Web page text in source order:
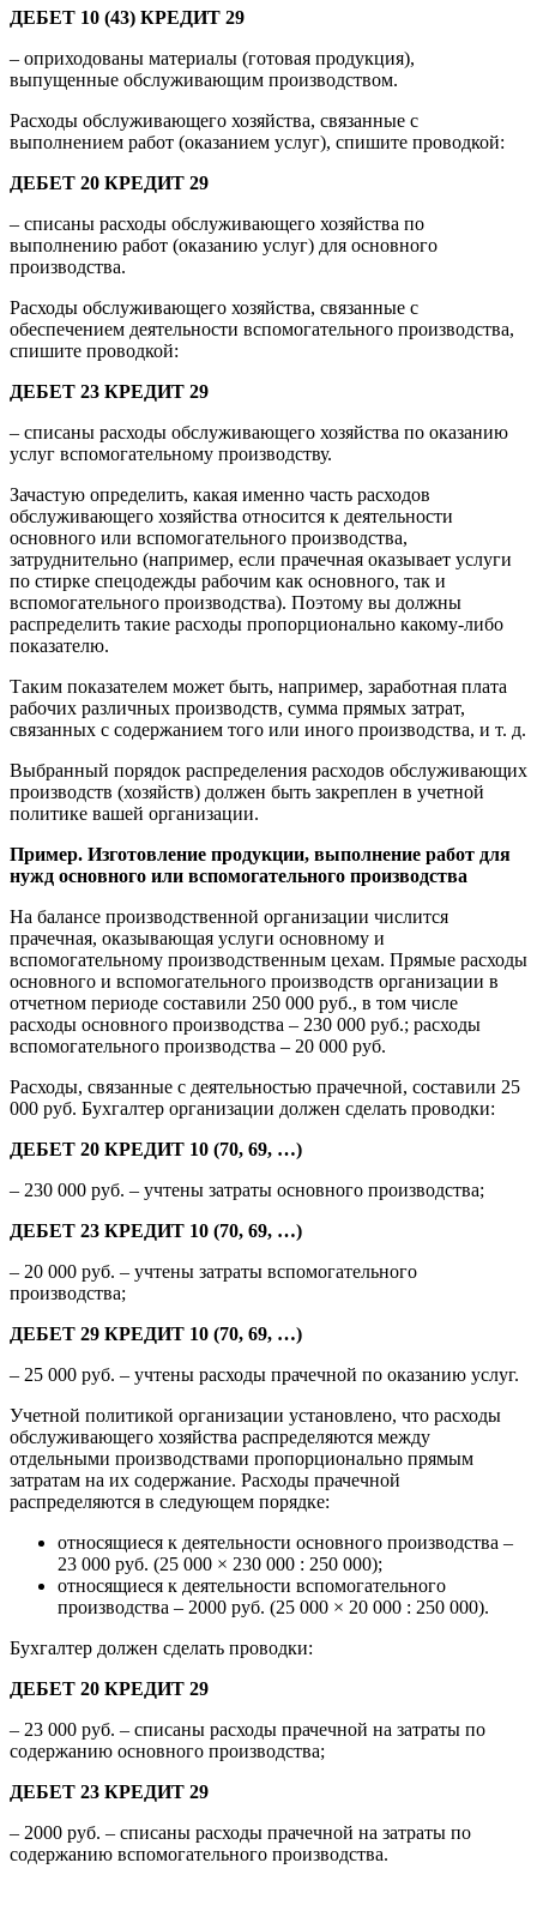
ДЕБЕТ 10 (43) КРЕДИТ 29
– оприходованы материалы (готовая продукция),
выпущенные обслуживающим производством.
Расходы обслуживающего хозяйства, связанные с
выполнением работ (оказанием услуг), спишите проводкой:
ДЕБЕТ 20 КРЕДИТ 29
– списаны расходы обслуживающего хозяйства по
выполнению работ (оказанию услуг) для основного
производства.
Расходы обслуживающего хозяйства, связанные с
обеспечением деятельности вспомогательного производства,
спишите проводкой:
ДЕБЕТ 23 КРЕДИТ 29
– списаны расходы обслуживающего хозяйства по оказанию
услуг вспомогательному производству.
Зачастую определить, какая именно часть расходов
обслуживающего хозяйства относится к деятельности
основного или вспомогательного производства,
затруднительно (например, если прачечная оказывает услуги
по стирке спецодежды рабочим как основного, так и
вспомогательного производства). Поэтому вы должны
распределить такие расходы пропорционально какому-либо
показателю.
Таким показателем может быть, например, заработная плата
рабочих различных производств, сумма прямых затрат,
связанных с содержанием того или иного производства, и т. д.
Выбранный порядок распределения расходов обслуживающих
производств (хозяйств) должен быть закреплен в учетной
политике вашей организации.
Пример. Изготовление продукции, выполнение работ для
нужд основного или вспомогательного производства
На балансе производственной организации числится
прачечная, оказывающая услуги основному и
вспомогательному производственным цехам. Прямые расходы
основного и вспомогательного производств организации в
отчетном периоде составили 250 000 руб., в том числе
расходы основного производства – 230 000 руб.; расходы
вспомогательного производства – 20 000 руб.
Расходы, связанные с деятельностью прачечной, составили 25
000 руб. Бухгалтер организации должен сделать проводки:
ДЕБЕТ 20 КРЕДИТ 10 (70, 69, …)
– 230 000 руб. – учтены затраты основного производства;
ДЕБЕТ 23 КРЕДИТ 10 (70, 69, …)
– 20 000 руб. – учтены затраты вспомогательного
производства;
ДЕБЕТ 29 КРЕДИТ 10 (70, 69, …)
– 25 000 руб. – учтены расходы прачечной по оказанию услуг.
Учетной политикой организации установлено, что расходы
обслуживающего хозяйства распределяются между
отдельными производствами пропорционально прямым
затратам на их содержание. Расходы прачечной
распределяются в следующем порядке:
относящиеся к деятельности основного производства –
23 000 руб. (25 000 × 230 000 : 250 000);
относящиеся к деятельности вспомогательного
производства – 2000 руб. (25 000 × 20 000 : 250 000).
Бухгалтер должен сделать проводки:
ДЕБЕТ 20 КРЕДИТ 29
– 23 000 руб. – списаны расходы прачечной на затраты по
содержанию основного производства;
ДЕБЕТ 23 КРЕДИТ 29
– 2000 руб. – списаны расходы прачечной на затраты по
содержанию вспомогательного производства.